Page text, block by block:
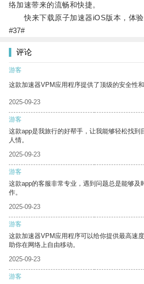
络加速带来的流畅和快捷。
快来下载原子加速器iOS版本，体验
#37#
评论
游客
这款加速器VPM应用程序提供了顶级的安全性和
2025-09-23
游客
这款app是我旅行的好帮手，让我能够轻松找到
人情。
2025-09-23
游客
这款app的客服非常专业，遇到问题总是能够及
作。
2025-09-23
游客
这款加速器VPM应用程序可以给你提供最高速
助你在网络上自由移动。
2025-09-23
游客